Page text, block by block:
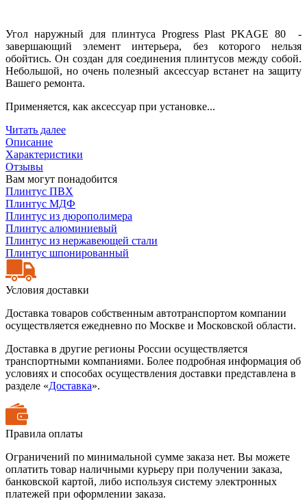
Угол наружный для плинтуса Progress Plast PKAGE 80 -
завершающий элемент интерьера, без которого нельзя
обойтись. Он создан для соединения плинтусов между собой.
Небольшой, но очень полезный аксессуар встанет на защиту
Вашего ремонта.
Применяется, как аксессуар при установке...
Читать далее
Описание
Характеристики
Отзывы
Вам могут понадобится
Плинтус ПВХ
Плинтус МДФ
Плинтус из дюрополимера
Плинтус алюминиевый
Плинтус из нержавеющей стали
Плинтус шпонированный
Условия доставки
Доставка товаров собственным автотранспортом компании
осуществляется ежедневно по Москве и Московской области.
Доставка в другие регионы России осуществляется
транспортными компаниями. Более подробная информация об
условиях и способах осуществления доставки представлена в
разделе «Доставка».
Правила оплаты
Ограничений по минимальной сумме заказа нет. Вы можете
оплатить товар наличными курьеру при получении заказа,
банковской картой, либо используя систему электронных
платежей при оформлении заказа.